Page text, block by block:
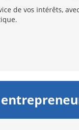
de vos intérêts,